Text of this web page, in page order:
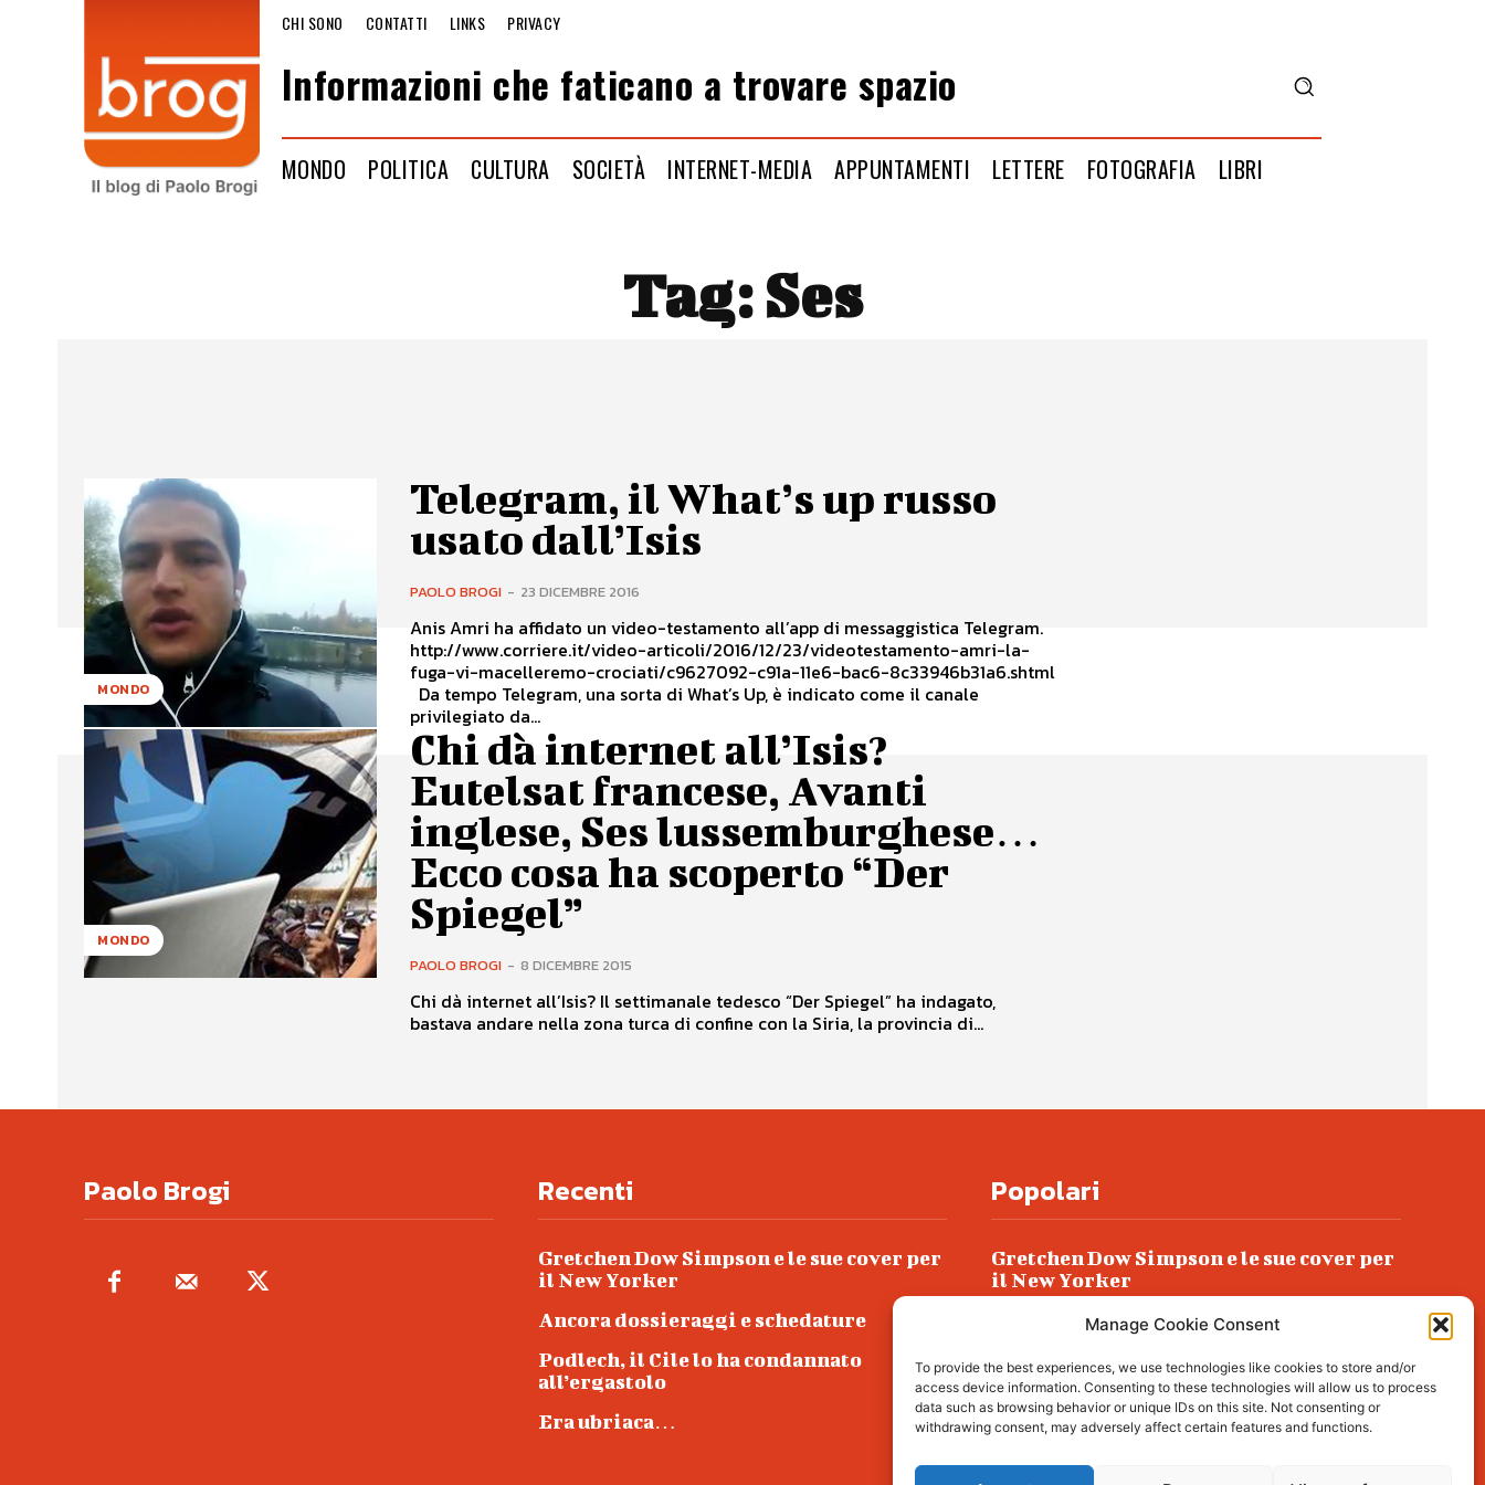
Manage Cookie Consent
To provide the best experiences, we use technologies like cookies to store and/or
access device information. Consenting to these technologies will allow us to process
data such as browsing behavior or unique IDs on this site. Not consenting or
withdrawing consent, may adversely affect certain features and functions.
CHI SONO CONTATTI LINKS PRIVACY
Informazioni che faticano a trovare spazio
MONDO POLITICA CULTURA SOCIETÀ INTERNET-MEDIA APPUNTAMENTI LETTERE FOTOGRAFIA LIBRI
Tag:Ses
MONDO
Telegram, il What’s up russo
usato dall’Isis
PAOLO BROGI - 23 DICEMBRE 2016
Anis Amri ha affidato un video-testamento all’app di messaggistica Telegram.
http://www.corriere.it/video-articoli/2016/12/23/videotestamento-amri-la-
fuga-vi-macelleremo-crociati/c9627092-c91a-11e6-bac6-8c33946b31a6.shtml
privilegiato da...
MONDO
Chi dà internet all’Isis?
Eutelsat francese, Avanti
inglese, Ses lussemburghese…
Ecco cosa ha scoperto “Der
Spiegel”
PAOLO BROGI - 8 DICEMBRE 2015
Chi dà internet all’Isis? Il settimanale tedesco “Der Spiegel” ha indagato,
bastava andare nella zona turca di confine con la Siria, la provincia di...
Paolo Brogi Recenti
Gretchen Dow Simpson e le sue cover per
il New Yorker
Ancora dossieraggi e schedature
Podlech, il Cile lo ha condannato
all’ergastolo
Era ubriaca…
Popolari
Gretchen Dow Simpson e le sue cover per
il New Yorker
Ancora dossieraggi e schedature
Podlech, il Cile lo ha condannato
all’ergastolo
Era ubriaca…